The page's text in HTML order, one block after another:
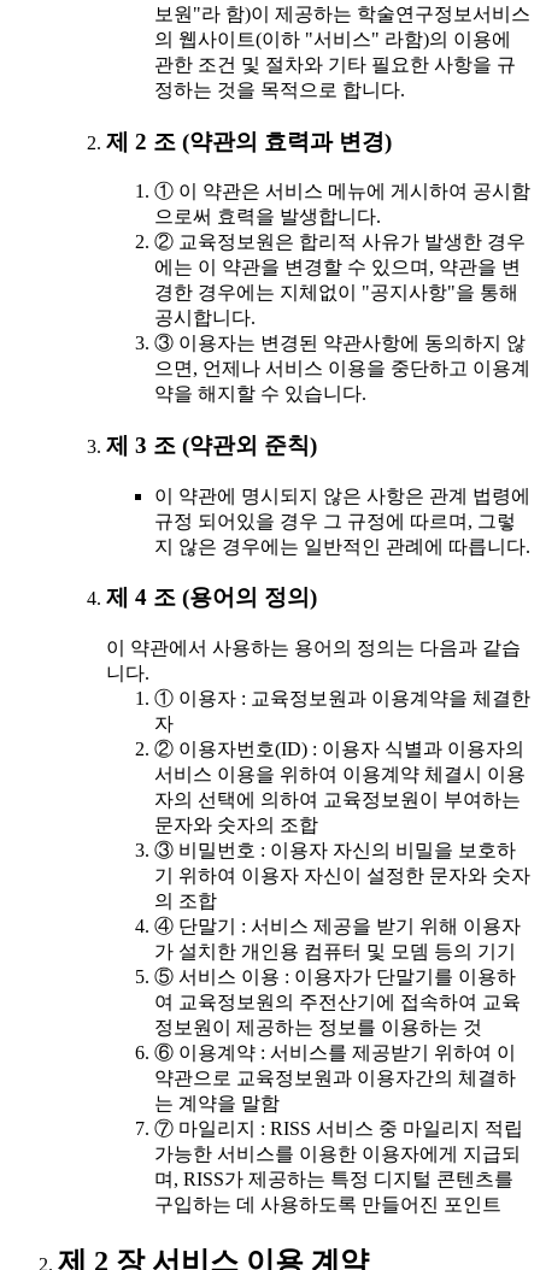
보원"라 함)이 제공하는 학술연구정보서비스
의 웹사이트(이하 "서비스" 라함)의 이용에
관한 조건 및 절차와 기타 필요한 사항을 규
정하는 것을 목적으로 합니다.
제 2 조 (약관의 효력과 변경)
① 이 약관은 서비스 메뉴에 게시하여 공시함
으로써 효력을 발생합니다.
② 교육정보원은 합리적 사유가 발생한 경우
에는 이 약관을 변경할 수 있으며, 약관을 변
경한 경우에는 지체없이 "공지사항"을 통해
공시합니다.
③ 이용자는 변경된 약관사항에 동의하지 않
으면, 언제나 서비스 이용을 중단하고 이용계
약을 해지할 수 있습니다.
제 3 조 (약관외 준칙)
이 약관에 명시되지 않은 사항은 관계 법령에
규정 되어있을 경우 그 규정에 따르며, 그렇
지 않은 경우에는 일반적인 관례에 따릅니다.
제 4 조 (용어의 정의)
이 약관에서 사용하는 용어의 정의는 다음과 같습
니다.
① 이용자 : 교육정보원과 이용계약을 체결한
자
② 이용자번호(ID) : 이용자 식별과 이용자의
서비스 이용을 위하여 이용계약 체결시 이용
자의 선택에 의하여 교육정보원이 부여하는
문자와 숫자의 조합
③ 비밀번호 : 이용자 자신의 비밀을 보호하
기 위하여 이용자 자신이 설정한 문자와 숫자
의 조합
④ 단말기 : 서비스 제공을 받기 위해 이용자
가 설치한 개인용 컴퓨터 및 모뎀 등의 기기
⑤ 서비스 이용 : 이용자가 단말기를 이용하
여 교육정보원의 주전산기에 접속하여 교육
정보원이 제공하는 정보를 이용하는 것
⑥ 이용계약 : 서비스를 제공받기 위하여 이
약관으로 교육정보원과 이용자간의 체결하
는 계약을 말함
⑦ 마일리지 : RISS 서비스 중 마일리지 적립
가능한 서비스를 이용한 이용자에게 지급되
며, RISS가 제공하는 특정 디지털 콘텐츠를
구입하는 데 사용하도록 만들어진 포인트
제 2 장 서비스 이용 계약